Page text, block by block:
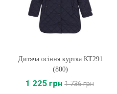
Дитяча осіння куртка КТ291
(800)
1 225 грн 1 736 грн